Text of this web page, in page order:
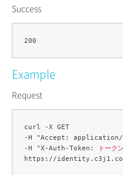
Success
Example
Request
curl -X GET
-H "Accept:
-H "X-Auth-Token:
トークン
https://